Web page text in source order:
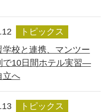
トピックス
学校と連携、マンツー
で10日間ホテル実習―
立へ
トピックス